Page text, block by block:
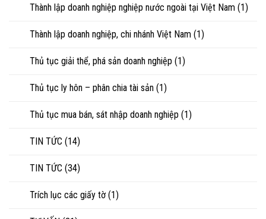
Thành lập doanh nghiệp nghiệp nước ngoài tại Việt Nam (1)
Thành lập doanh nghiệp, chi nhánh Việt Nam (1)
Thủ tục giải thể, phá sản doanh nghiệp (1)
Thủ tục ly hôn – phân chia tài sản (1)
Thủ tục mua bán, sát nhập doanh nghiệp (1)
TIN TỨC (14)
TIN TỨC (34)
Trích lục các giấy tờ (1)